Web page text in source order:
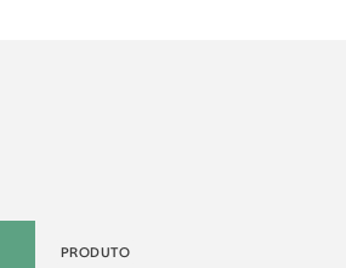
PRODUTO